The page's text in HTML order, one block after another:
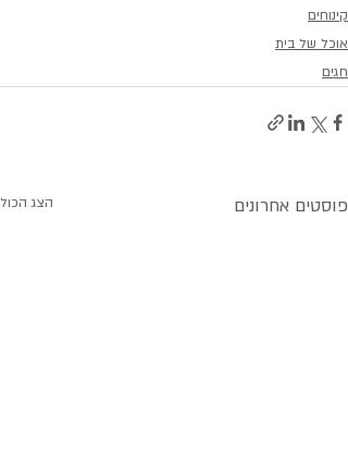
קינוחים
אוכל של בית
חגים
פוסטים אחרונים הצג הכול